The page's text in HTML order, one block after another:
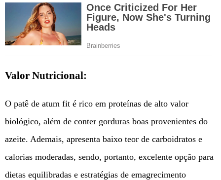
Valor Nutricional:
O patê de atum fit é rico em proteínas de alto valor
biológico, além de conter gorduras boas provenientes do
azeite. Ademais, apresenta baixo teor de carboidratos e
calorias moderadas, sendo, portanto, excelente opção para
dietas equilibradas e estratégias de emagrecimento